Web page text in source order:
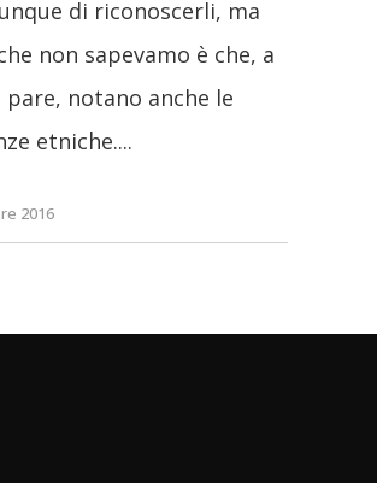
di riconoscerli, ma
non sapevamo è che, a
notano anche le
etniche.
2016